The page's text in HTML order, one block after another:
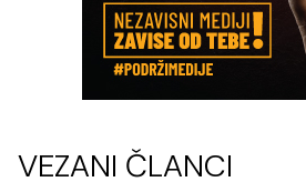
VEZANI ČLANCI